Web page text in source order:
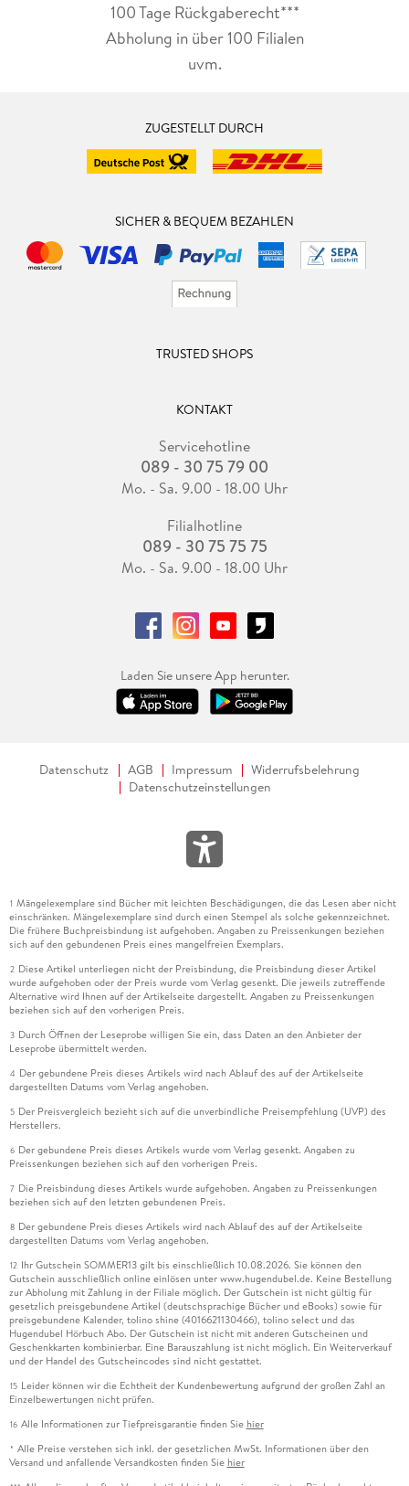
100 Tage Rückgaberecht***
Abholung in über 100 Filialen
uvm.
ZUGESTELLT DURCH
SICHER & BEQUEM BEZAHLEN
TRUSTED SHOPS
KONTAKT
Servicehotline
089 - 30 75 79 00
Mo. - Sa. 9.00 - 18.00 Uhr
Filialhotline
089 - 30 75 75 75
Mo. - Sa. 9.00 - 18.00 Uhr
Laden Sie unsere App herunter.
Datenschutz AGB Impressum
Widerrufsbelehrung
Datenschutzeinstellungen
1 Mängelexemplare sind Bücher mit leichten Beschädigungen, die das Lesen aber nicht
einschränken. Mängelexemplare sind durch einen Stempel als solche gekennzeichnet.
Die frühere Buchpreisbindung ist aufgehoben. Angaben zu Preissenkungen beziehen
sich auf den gebundenen Preis eines mangelfreien Exemplars.
2 Diese Artikel unterliegen nicht der Preisbindung, die Preisbindung dieser Artikel
wurde aufgehoben oder der Preis wurde vom Verlag gesenkt. Die jeweils zutreffende
Alternative wird Ihnen auf der Artikelseite dargestellt. Angaben zu Preissenkungen
beziehen sich auf den vorherigen Preis.
3 Durch Öffnen der Leseprobe willigen Sie ein, dass Daten an den Anbieter der
Leseprobe übermittelt werden.
4 Der gebundene Preis dieses Artikels wird nach Ablauf des auf der Artikelseite
dargestellten Datums vom Verlag angehoben.
5 Der Preisvergleich bezieht sich auf die unverbindliche Preisempfehlung (UVP) des
Herstellers.
6 Der gebundene Preis dieses Artikels wurde vom Verlag gesenkt. Angaben zu
Preissenkungen beziehen sich auf den vorherigen Preis.
7 Die Preisbindung dieses Artikels wurde aufgehoben. Angaben zu Preissenkungen
beziehen sich auf den letzten gebundenen Preis.
8 Der gebundene Preis dieses Artikels wird nach Ablauf des auf der Artikelseite
dargestellten Datums vom Verlag angehoben.
12 Ihr Gutschein SOMMER13 gilt bis einschließlich 10.08.2026. Sie können den
Gutschein ausschließlich online einlösen unter www.hugendubel.de. Keine Bestellung
zur Abholung mit Zahlung in der Filiale möglich. Der Gutschein ist nicht gültig für
gesetzlich preisgebundene Artikel (deutschsprachige Bücher und eBooks) sowie für
preisgebundene Kalender, tolino shine (4016621130466), tolino select und das
Hugendubel Hörbuch Abo. Der Gutschein ist nicht mit anderen Gutscheinen und
Geschenkkarten kombinierbar. Eine Barauszahlung ist nicht möglich. Ein Weiterverkauf
und der Handel des Gutscheincodes sind nicht gestattet.
15 Leider können wir die Echtheit der Kundenbewertung aufgrund der großen Zahl an
Einzelbewertungen nicht prüfen.
16 Alle Informationen zur Tiefpreisgarantie finden Sie hier
* Alle Preise verstehen sich inkl. der gesetzlichen MwSt. Informationen über den
Versand und anfallende Versandkosten finden Sie hier